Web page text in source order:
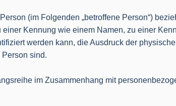
(im Folgenden „betroffene Person“)
Kennung wie einem Namen, zu einer
werden kann, die Ausdruck der
sind.
im Zusammenhang mit